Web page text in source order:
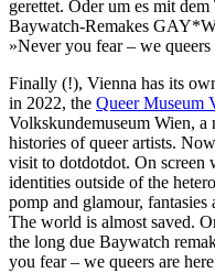
gerettet. Oder um es mit
Baywatch-Remakes
»Never you fear – we queers
Finally (!), Vienna has its
in 2022, the Queer Museum
Volkskundemuseum Wien, a
histories of queer artists.
visit to dotdotdot. On screen
identities outside of the
pomp and glamour,
The world is almost saved.
the long due Baywatch
you fear – we queers are